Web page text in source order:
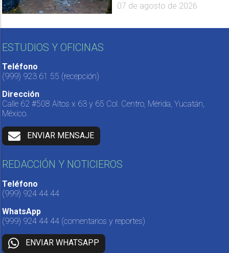
07 de agosto de 2026
ESTUDIOS Y OFICINAS
Teléfono
(999) 923 61 55 (recepción)
Dirección
Calle 62 #508 Altos x 63 y 65 Col. Centro, Mérida, Yucatán,
México.
ENVIAR MENSAJE
REDACCIÓN Y NOTICIEROS
Teléfono
(999) 924 44 44
WhatsApp
(999) 924 44 44 (comentarios y reportes)
ENVIAR WHATSAPP